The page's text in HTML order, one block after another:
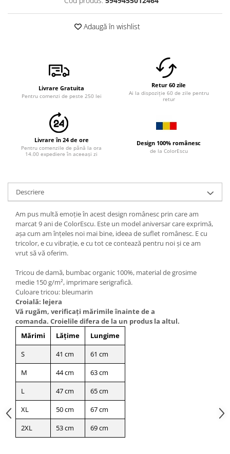
Adaugă în wishlist
Livrare Gratuita
Pentru comenzi de peste 250 lei
Retur 60 zile
Ai la dispoziție 60 de zile pentru
retur
Livrare în 24 de ore
Pentru comenzile de până la ora
14.00 expediere în aceeași zi
Design 100% românesc
de la ColorEscu
Descriere
Am pus multă emoție în acest design românesc prin care am
marcat 9 ani de ColorEscu. Este un model aniversar care exprimă,
așa cum am înțeles noi mai bine, ideea de suflet românesc. E cu
tricolor, e cu vibrație, e cu tot ce contează pentru noi și ce am
vrut să vă oferim.
Tricou de damă, bumbac organic 100%, material de grosime
medie 150 g/m², imprimare serigrafică.
Culoare tricou: bleumarin
Croială: lejera
Vă rugăm, verificaţi mărimile înainte de a
comanda. Croielile difera de la un produs la altul.
Mărimi
Lățime
Lungime
S
41 cm
61 cm
M
44 cm
63 cm
L
47 cm
65 cm
XL
50 cm
67 cm
2XL
53 cm 69 cm